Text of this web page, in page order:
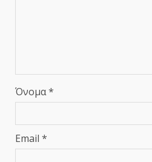
Όνομα*
Email *